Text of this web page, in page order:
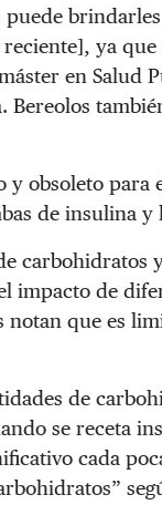
ya que
en Salud
y obsoleto
de insulina y
carbohidratos
impacto de
notan que es
de
se receta
cada